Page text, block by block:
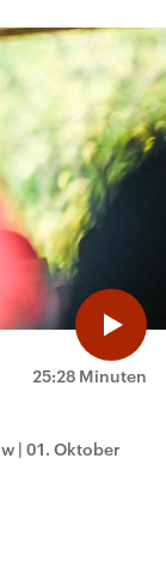
25:28 Minuten
| 01. Oktober